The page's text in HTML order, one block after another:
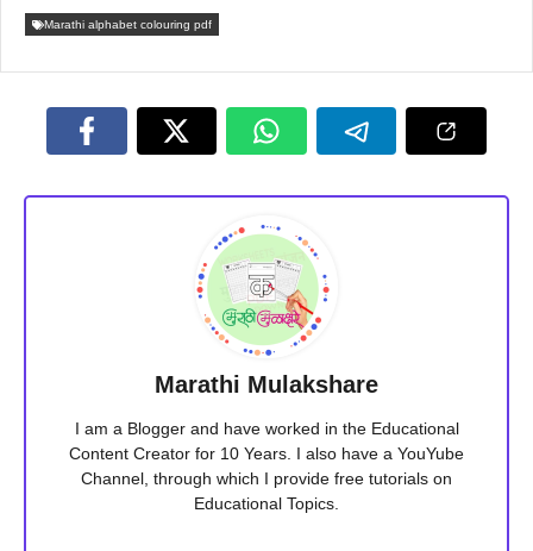
Marathi alphabet colouring pdf
Marathi Mulakshare
I am a Blogger and have worked in the Educational
Content Creator for 10 Years. I also have a YouYube
Channel, through which I provide free tutorials on
Educational Topics.